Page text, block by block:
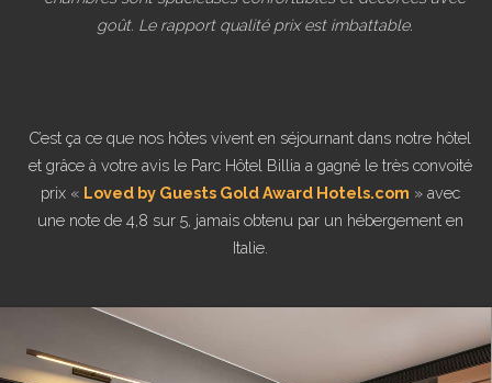
goût. Le rapport qualité prix est imbattable.
C’est ça ce que nos hôtes vivent en séjournant dans notre hôtel
et grâce à votre avis le Parc Hôtel Billia a gagné le très convoité
prix « Loved by Guests Gold Award Hotels.com » avec
une note de 4,8 sur 5, jamais obtenu par un hébergement en
Italie.